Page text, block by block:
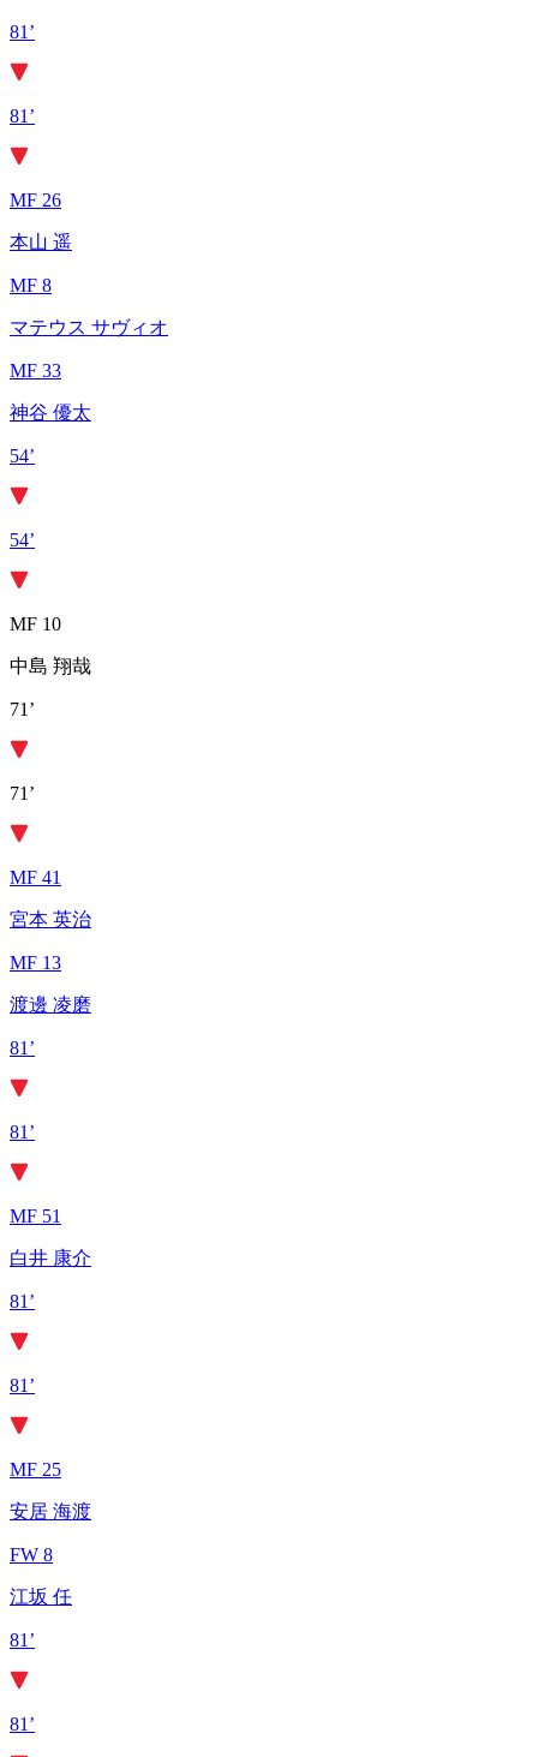
81’
81’
MF 26
本山 遥
MF 8
マテウス サヴィオ
MF 33
神谷 優太
54’
54’
MF 10
中島 翔哉
71’
71’
MF 41
宮本 英治
MF 13
渡邊 凌磨
81’
81’
MF 51
白井 康介
81’
81’
MF 25
安居 海渡
FW 8
江坂 任
81’
81’